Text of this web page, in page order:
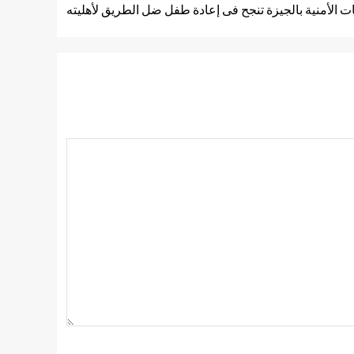
الأمنية بالجيزة تنجح فى إعادة طفل ضل الطريق لأهليته